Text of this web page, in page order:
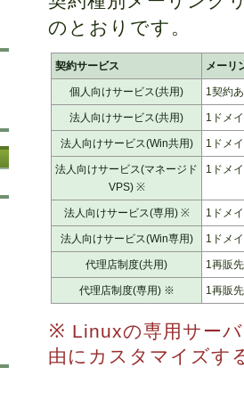
のとおりです。
契約サービス メーリ
個人向けサービス(共用) 1契約
法人向けサービス(共用) 1ドメ
法人向けサービス(Win共用) 1ドメ
法人向けサービス(マネージド
VPS) ※
1ドメ
法人向けサービス(専用) ※ 1ドメ
法人向けサービス(Win専用) 1ドメ
代理店制度(共用) 1再販
代理店制度(専用) ※ 1再販
※ Linuxの専用サー
由にカスタマイズす